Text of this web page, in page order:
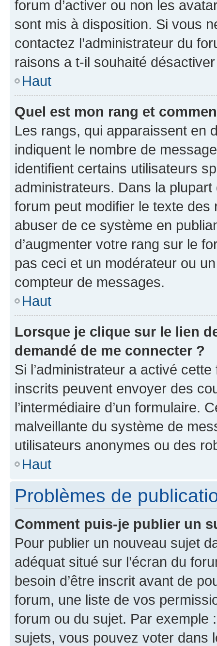
forum d’activer ou non les
sont mis à disposition. Si vous
contactez l’administrateur du
raisons a t-il souhaité
Haut
Quel est mon rang et
Les rangs, qui apparaissent en
indiquent le nombre de
identifient certains utilisateurs
administrateurs. Dans la
forum peut modifier le texte
abuser de ce système en
d’augmenter votre rang sur le
pas ceci et un modérateur ou
compteur de messages.
Haut
Lorsque je clique sur le lien
demandé de me connecter ?
Si l’administrateur a activé
inscrits peuvent envoyer des
l’intermédiaire d’un formulaire.
malveillante du système de
utilisateurs anonymes ou des
Haut
Problèmes de
Comment puis-je publier un
Pour publier un nouveau sujet
adéquat situé sur l’écran du
besoin d’être inscrit avant de
forum, une liste de vos
forum ou du sujet. Par exemple
sujets, vous pouvez voter dans